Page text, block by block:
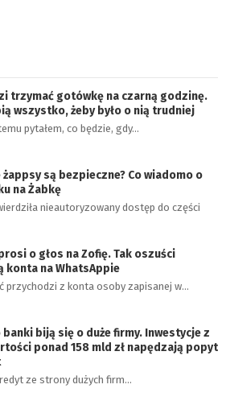
trzymać gotówkę na czarną godzinę.
wszystko, żeby było o nią trudniej
pytałem, co będzie, gdy…
żappsy są bezpieczne? Co wiadomo o
na Żabkę
nieautoryzowany dostęp do części
o głos na Zofię. Tak oszuści
konta na WhatsAppie
przychodzi z konta osoby zapisanej w…
biją się o duże firmy. Inwestycje z
ponad 158 mld zł napędzają popyt
ze strony dużych firm…